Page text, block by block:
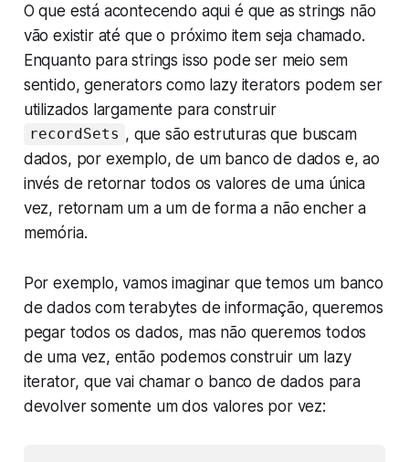
O que está acontecendo aqui é que as strings não
vão existir até que o próximo item seja chamado.
Enquanto para strings isso pode ser meio sem
sentido, generators como lazy iterators podem ser
utilizados largamente para construir
recordSets , que são estruturas que buscam
dados, por exemplo, de um banco de dados e, ao
invés de retornar todos os valores de uma única
vez, retornam um a um de forma a não encher a
memória.
Por exemplo, vamos imaginar que temos um banco
de dados com terabytes de informação, queremos
pegar todos os dados, mas não queremos todos
de uma vez, então podemos construir um lazy
iterator, que vai chamar o banco de dados para
devolver somente um dos valores por vez: